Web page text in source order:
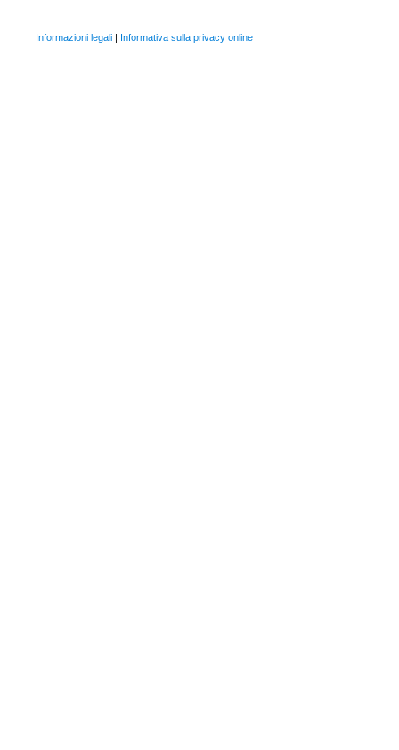
Informazioni legali | Informativa sulla privacy online